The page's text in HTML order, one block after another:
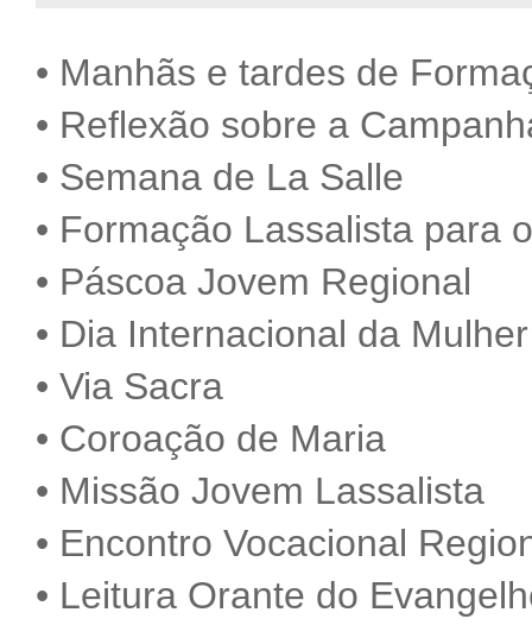
• Manhãs e tardes de
• Reflexão sobre a
• Semana de La Salle
• Formação Lassalista para
• Páscoa Jovem Regional
• Dia Internacional da Mulher
• Via Sacra
• Coroação de Maria
• Missão Jovem Lassalista
• Encontro Vocacional
• Leitura Orante do